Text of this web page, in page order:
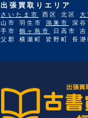
出張買取りエリア
さいたま市 西区 北区 大
山市 羽生市 鴻巣市 深
手市 鶴ヶ島市
日高市
父郡 横瀬町 皆野町 長